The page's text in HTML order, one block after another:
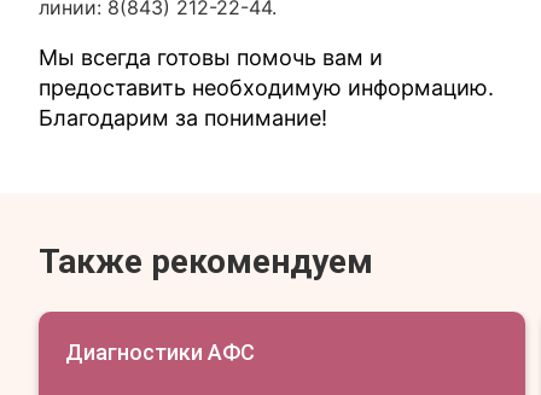
линии: 8(843) 212-22-44.
Мы всегда готовы помочь вам и
предоставить необходимую информацию.
Благодарим за понимание!
Также рекомендуем
Диагностики АФС